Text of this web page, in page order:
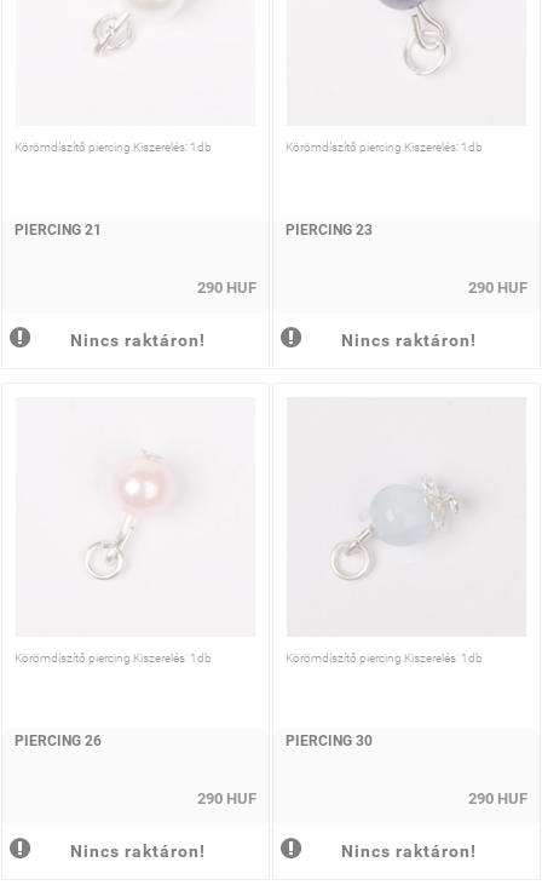
Körömdíszítő piercing.Kiszerelés: 1db
PIERCING 21
290 HUF
Nincs raktáron!
Körömdíszítő piercing.Kiszerelés: 1db
PIERCING 23
290 HUF
Nincs raktáron!
Körömdíszítő piercing.Kiszerelés: 1db
PIERCING 26
290 HUF
Nincs raktáron!
Körömdíszítő piercing.Kiszerelés: 1db
PIERCING 30
290 HUF
Nincs raktáron!